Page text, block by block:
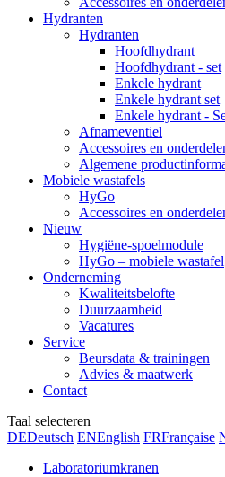
Hydranten
Hydranten
Hoofdhydrant
Hoofdhydrant - set
Enkele hydrant
Enkele hydrant set
Enkele hydrant -
Afnameventiel
Accessoires en
Algemene
Mobiele wastafels
HyGo
Accessoires en
Nieuw
Hygiëne-spoelmodule
HyGo – mobiele wastafel
Onderneming
Kwaliteitsbelofte
Duurzaamheid
Vacatures
Service
Beursdata & trainingen
Advies & maatwerk
Contact
Taal selecteren
DEDeutsch ENEnglish FRFrançaise
Laboratoriumkranen